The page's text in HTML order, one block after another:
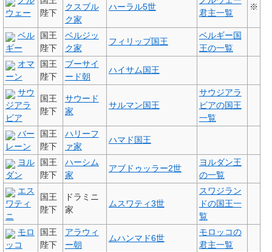
ウェー
陛下
クスブル
ク家
ハーラル5世
君主一覧
※
ベル
ギー
国王
陛下
ベルジッ
ク家
フィリップ国王
ベルギー国
王の一覧
オマ
ーン
国王
陛下
ブーサイ
ード朝
ハイサム国王
サウ
ジアラ
ビア
国王
陛下
サウード
家
サルマン国王
サウジアラ
ビアの国王
一覧
バー
レーン
国王
陛下
ハリーフ
ァ家
ハマド国王
ヨル
ダン
国王
陛下
ハーシム
家
アブドゥッラー2世
ヨルダン王
の一覧
エス
ワティ
ニ
国王
陛下
ドラミニ
家
ムスワティ3世
スワジラン
ドの国王一
覧
モロ
ッコ
国王
陛下
アラウィ
ー朝
ムハンマド6世
モロッコの
君主一覧